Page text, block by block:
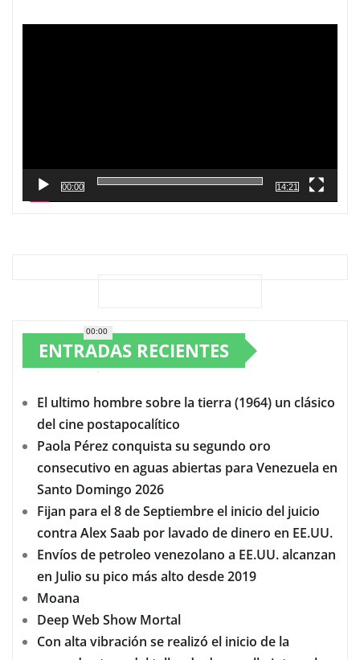
00:00
00:00
14:21
ENTRADAS RECIENTES
El ultimo hombre sobre la tierra (1964) un clásico
del cine postapocalítico
Paola Pérez conquista su segundo oro
consecutivo en aguas abiertas para Venezuela en
Santo Domingo 2026
Fijan para el 8 de Septiembre el inicio del juicio
contra Alex Saab por lavado de dinero en EE.UU.
Envíos de petroleo venezolano a EE.UU. alcanzan
en Julio su pico más alto desde 2019
Moana
Deep Web Show Mortal
Con alta vibración se realizó el inicio de la